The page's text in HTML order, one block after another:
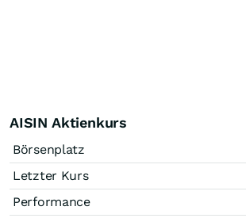
AISIN Aktienkurs
Börsenplatz
Letzter Kurs
Performance